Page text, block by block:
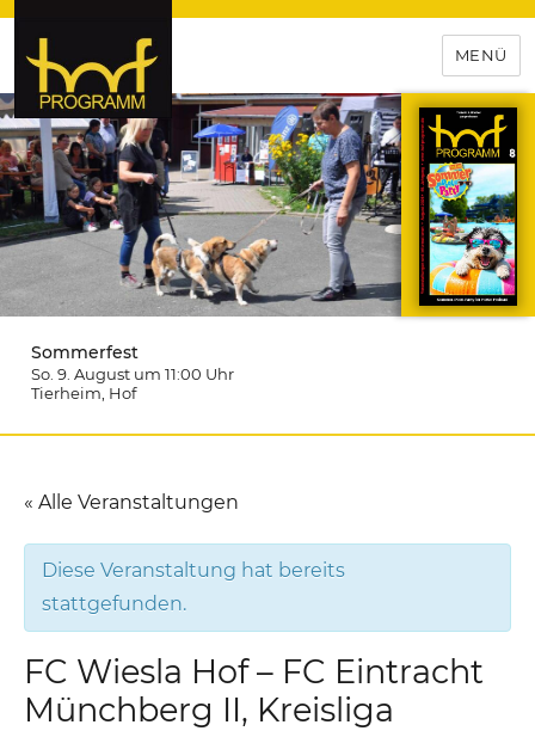
hof-programm – das
Veranstaltungsportal für
Hochfranken
MENÜ
Sommerfest
So. 9. August um 11:00 Uhr
Tierheim , Hof
« Alle Veranstaltungen
Diese Veranstaltung hat bereits
stattgefunden.
FC Wiesla Hof – FC Eintracht
Münchberg II, Kreisliga